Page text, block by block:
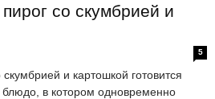
со скумбрией и
5
и картошкой готовится
в котором одновременно